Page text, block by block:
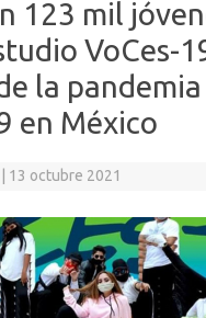
123 mil
VoCes-
la
en México
13 octubre 2021